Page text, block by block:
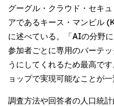
グーグル・クラウド・セキ
アであるキース・マンビル
に述べている。「AIの分野
参加者ごとに専用のバーテ
うにしてくれるため最高で
ョップで実現可能なことが一
調査方法や回答者の人口統